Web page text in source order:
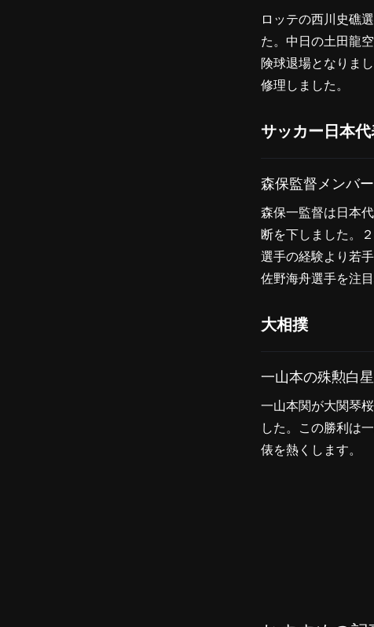
ロッテの西川史礁
た。中日の土田龍
険球退場となりま
修理しました。
サッカー日本代
森保監督メンバ
森保一監督は日本
断を下しました。
選手の経験より若
佐野海舟選手を注
大相撲
一山本の殊勲白星
一山本関が大関琴
した。この勝利は
俵を熱くします。